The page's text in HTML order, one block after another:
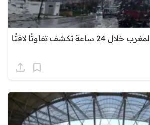
مقاييس الأمطار بالمغرب خلال 24 ساعة تكشف تفاوتًا لافتًا